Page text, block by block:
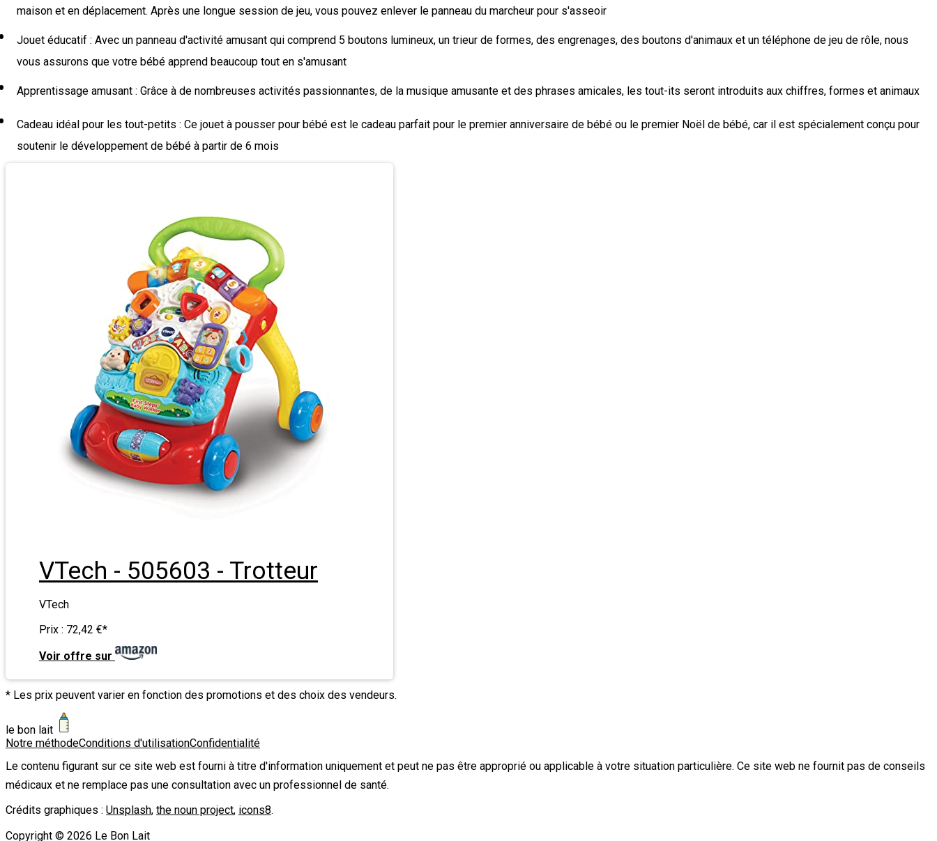
maison et en déplacement. Après une longue session de jeu, vous pouvez enlever le panneau du marcheur pour s'asseoir
Jouet éducatif : Avec un panneau d'activité amusant qui comprend 5 boutons lumineux, un trieur de formes, des engrenages, des boutons d'animaux et un téléphone de jeu de rôle, nous
vous assurons que votre bébé apprend beaucoup tout en s'amusant
Apprentissage amusant : Grâce à de nombreuses activités passionnantes, de la musique amusante et des phrases amicales, les tout-its seront introduits aux chiffres, formes et animaux
Cadeau idéal pour les tout-petits : Ce jouet à pousser pour bébé est le cadeau parfait pour le premier anniversaire de bébé ou le premier Noël de bébé, car il est spécialement conçu pour
soutenir le développement de bébé à partir de 6 mois
VTech - 505603 - Trotteur
VTech
Prix : 72,42 €*
Voir offre sur
* Les prix peuvent varier en fonction des promotions et des choix des vendeurs.
le bon lait
Notre méthodeConditions d'utilisationConfidentialité
Le contenu figurant sur ce site web est fourni à titre d'information uniquement et peut ne pas être approprié ou applicable à votre situation particulière. Ce site web ne fournit pas de conseils
médicaux et ne remplace pas une consultation avec un professionnel de santé.
Crédits graphiques : Unsplash, the noun project, icons8.
Copyright © 2026 Le Bon Lait